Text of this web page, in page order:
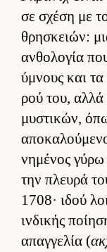
σε σχέση με
θρησκειών:
αν­θολογία
ύμνους και
ρού του, αλλά
μυστικών,
νημένος
την πλευρά
1708· ιδού
ιν­δικής
απαγ­γελία (